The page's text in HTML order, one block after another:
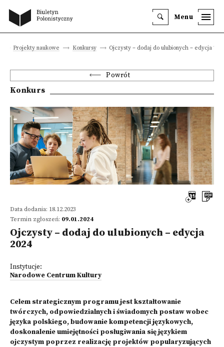
Menu
Projekty naukowe Konkursy Ojczysty – dodaj do ulubionych – edycja
Powrót
Konkurs
Data dodania: 18.12.2023
Termin zgłoszeń: 09.01.2024
Ojczysty – dodaj do ulubionych – edycja
2024
Instytucje:
Narodowe Centrum Kultury
Celem strategicznym programu jest kształtowanie
twórczych, odpowiedzialnych i świadomych postaw wobec
języka polskiego, budowanie kompetencji językowych,
doskonalenie umiejętności posługiwania się językiem
ojczystym poprzez realizację projektów popularyzujących